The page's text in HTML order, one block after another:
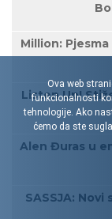
Million:
Listen Up!
Alen Đuras u
SASSJA: Novi
Ova web
funkcionalnosti
tehnologije. Ako
ćemo da ste